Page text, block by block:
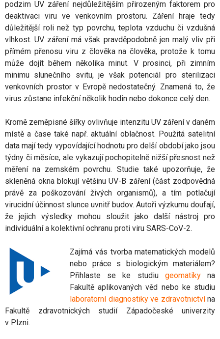
podzim UV záření nejdůležitějším přirozeným faktorem pro
deaktivaci viru ve venkovním prostoru. Záření hraje tedy
důležitější roli než typ povrchu, teplota vzduchu či vzdušná
vlhkost. UV záření má však pravděpodobně jen malý vliv při
přímém přenosu viru z člověka na člověka, protože k tomu
může dojít během několika minut. V prosinci, při zimním
minimu slunečního svitu, je však potenciál pro sterilizaci
venkovních prostor v Evropě nedostatečný. Znamená to, že
virus zůstane infekční několik hodin nebo dokonce celý den.
Kromě zeměpisné šířky ovlivňuje intenzitu UV záření v daném
místě a čase také např. aktuální oblačnost. Použitá satelitní
data mají tedy vypovídající hodnotu pro delší období jako jsou
týdny či měsíce, ale vykazují pochopitelně nižší přesnost než
měření na zemském povrchu. Studie také upozorňuje, že
skleněná okna blokují většinu UV-B záření (část zodpovědná
právě za poškozování živých organismů), a tím potlačují
virucidní účinnost slunce uvnitř budov. Autoři výzkumu doufají,
že jejich výsledky mohou sloužit jako další nástroj pro
individuální a kolektivní ochranu proti viru SARS-CoV-2.
Zajímá vás tvorba matematických modelů
nebo práce s biologickým materiálem?
Přihlaste se ke studiu geomatikyna
Fakultě aplikovaných věd nebo ke studiu
laboratorní diagnostiky ve zdravotnictvína
Fakultě zdravotnických studií Západočeské univerzity
v Plzni.